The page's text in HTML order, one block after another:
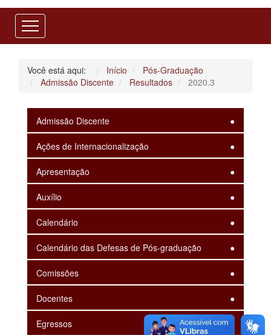
Você está aqui: Início
Pós-Graduação
Admissão Discente
Resultados 2020.3
Admissão Discente
Ações de Internacionalização
Apresentação
Auxílio
Calendário
Calendário das Defesas de Pós-graduação
Comissões
Docentes
Egressos